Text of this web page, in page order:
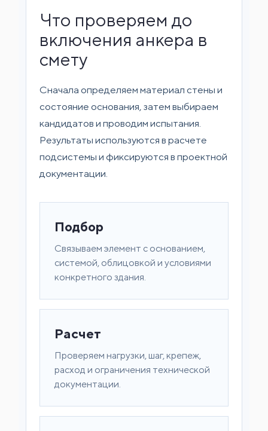
Что проверяем до
включения анкера в
смету
Сначала определяем материал стены и
состояние основания, затем выбираем
кандидатов и проводим испытания.
Результаты используются в расчете
подсистемы и фиксируются в проектной
документации.
Подбор
Связываем элемент с основанием,
системой, облицовкой и условиями
конкретного здания.
Расчет
Проверяем нагрузки, шаг, крепеж,
расход и ограничения технической
документации.